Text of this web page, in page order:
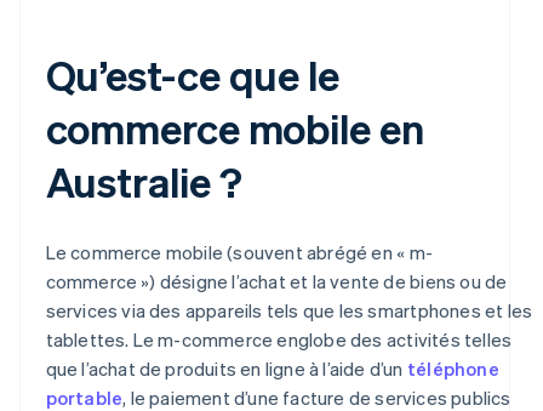
Qu’est-ce que le
commerce mobile en
Australie ?
Le commerce mobile (souvent abrégé en « m-
commerce ») désigne l’achat et la vente de biens ou de
services via des appareils tels que les smartphones et les
tablettes. Le m-commerce englobe des activités telles
que l’achat de produits en ligne à l’aide d’un téléphone
portable, le paiement d’une facture de services publics